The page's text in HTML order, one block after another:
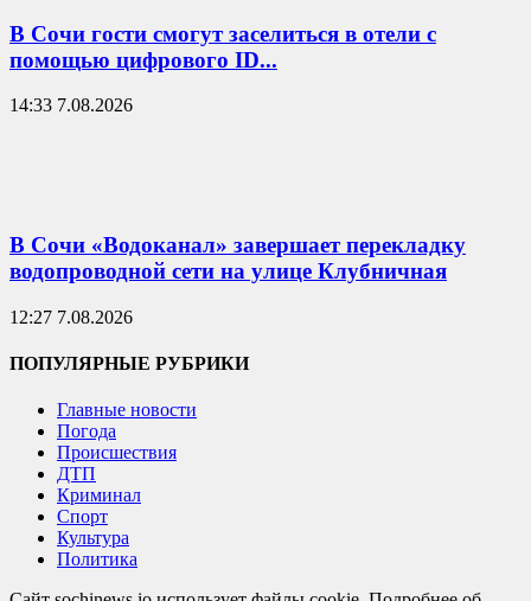
В Сочи гости смогут заселиться в отели с
помощью цифрового ID...
14:33 7.08.2026
В Сочи «Водоканал» завершает перекладку
водопроводной сети на улице Клубничная
12:27 7.08.2026
ПОПУЛЯРНЫЕ РУБРИКИ
Главные новости
Погода
Происшествия
ДТП
Криминал
Спорт
Культура
Политика